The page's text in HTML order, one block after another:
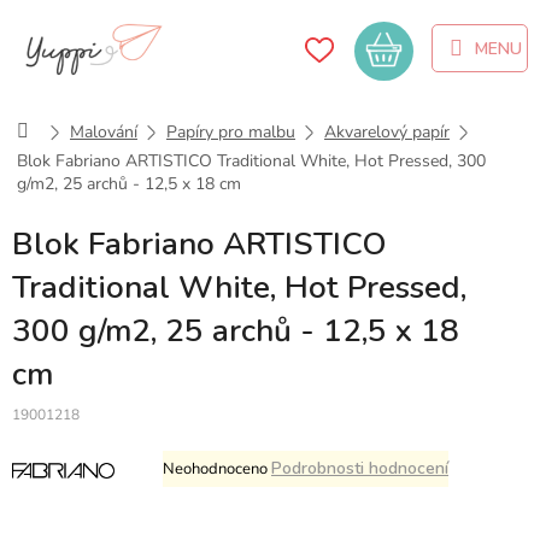
obsah
Nákupní
košík
DomůMalování Papíry pro malbu
Akvarelový papír
Blok Fabriano ARTISTICO Traditional White, Hot Pressed, 300
g/m2, 25 archů - 12,5 x 18 cm
Blok Fabriano ARTISTICO
Traditional White, Hot Pressed,
300 g/m2, 25 archů - 12,5 x 18
cm
19001218
Průměrné
hodnocení
NeohodnocenoPodrobnosti hodnocení